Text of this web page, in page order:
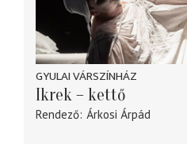
GYULAI VÁRSZÍNHÁZ
Ikrek – kettő
Rendező Árkosi Árpád